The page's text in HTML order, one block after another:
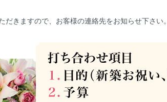
きますので、お客様の連絡先をお知らせ下さい。